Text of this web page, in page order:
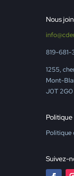
Nous
819-681-
1255,
Mont-
J0T 2G0
Politique
Suivez-